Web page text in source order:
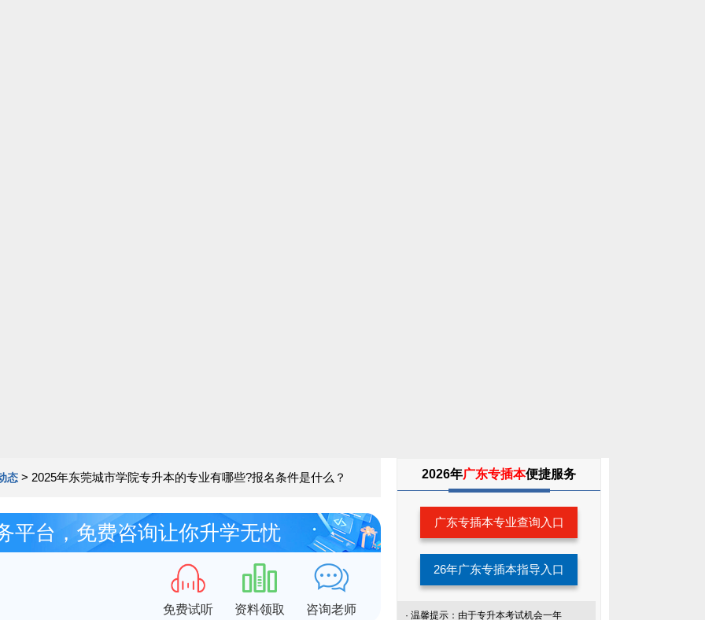
态 > 2025年东莞城市学院专升本的专业有哪些?报名条件是什么？
平台，免费咨询让你升学无忧
免费试听 资料领取 咨询老师
2026年广东专插本便捷服务
广东专插本专业查询入口
26年广东专插本指导入口
· 温馨提示：由于专升本考试机会一年